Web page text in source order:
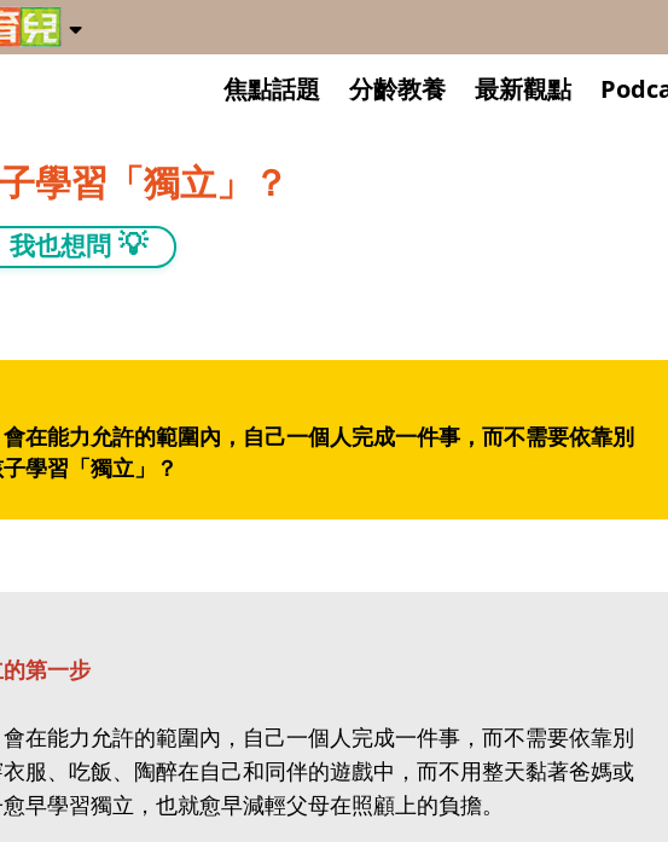
焦點話題 分齡教養 最新觀點
學習「獨立」？
我也想問 💡
在能力允許的範圍內，自己一個人完成一件事，而不需要依靠別
學習「獨立」？
第一步
在能力允許的範圍內，自己一個人完成一件事，而不需要依靠別
服、吃飯、陶醉在自己和同伴的遊戲中，而不用整天黏著爸媽或
早學習獨立，也就愈早減輕父母在照顧上的負擔。
升小一開學前預備備
寶貝即將上小學，信誼集
和教育專家的建議，從孩
生活及團體適應等預備能
助您陪伴孩子做好入學準
小教導主任帶爸媽提前了
生活與課業學習，無痛銜